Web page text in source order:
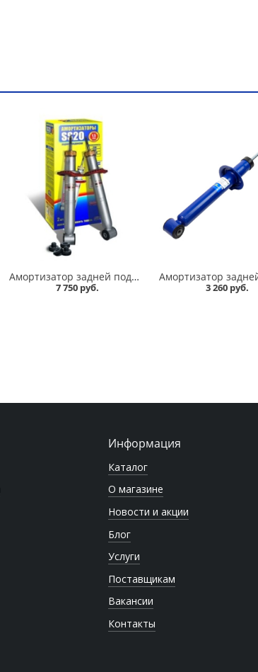
Амортизатор задней подвески 2108-09 /стандарт/ комплект, SS 20 в Омске
7 750 руб. 3 260 руб.
Информация
Каталог
О магазине
Новости и акции
Блог
Услуги
Поставщикам
Вакансии
Контакты